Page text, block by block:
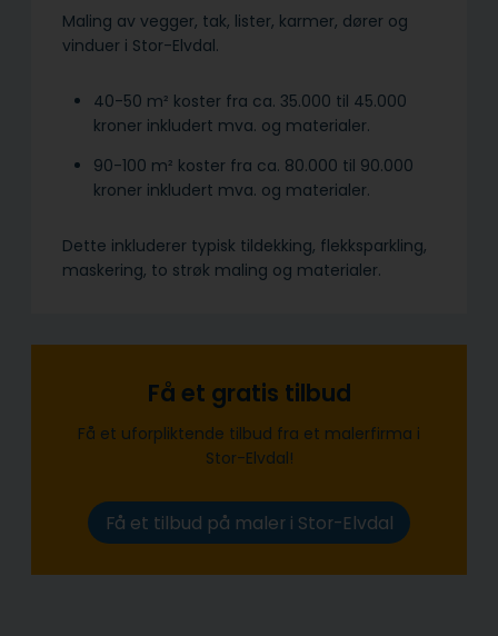
Maling av vegger, tak, lister, karmer, dører og
vinduer i Stor-Elvdal.
40-50 m² koster fra ca. 35.000 til 45.000
kroner inkludert mva. og materialer.
90-100 m² koster fra ca. 80.000 til 90.000
kroner inkludert mva. og materialer.
Dette inkluderer typisk tildekking, flekksparkling,
maskering, to strøk maling og materialer.
Få et gratis tilbud
Få et uforpliktende tilbud fra et malerfirma i
Stor-Elvdal!
Få et tilbud på maler i Stor-Elvdal